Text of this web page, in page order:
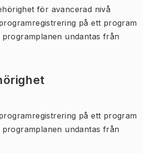
för avancerad nivå
på ett program
undantas från
på ett program
undantas från